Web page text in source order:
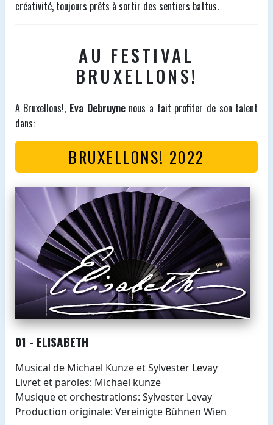
créativité, toujours prêts à sortir des sentiers battus.
AU FESTIVAL
BRUXELLONS!
A Bruxellons!, Eva Debruynenous a fait profiter de son talent
dans:
BRUXELLONS! 2022
01 - ELISABETH
Musical de Michael Kunze et Sylvester Levay
Livret et paroles: Michael kunze
Musique et orchestrations: Sylvester Levay
Production originale: Vereinigte Bühnen Wien